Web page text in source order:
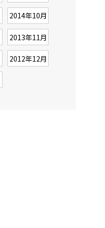
2014年10月
2013年11月
2012年12月